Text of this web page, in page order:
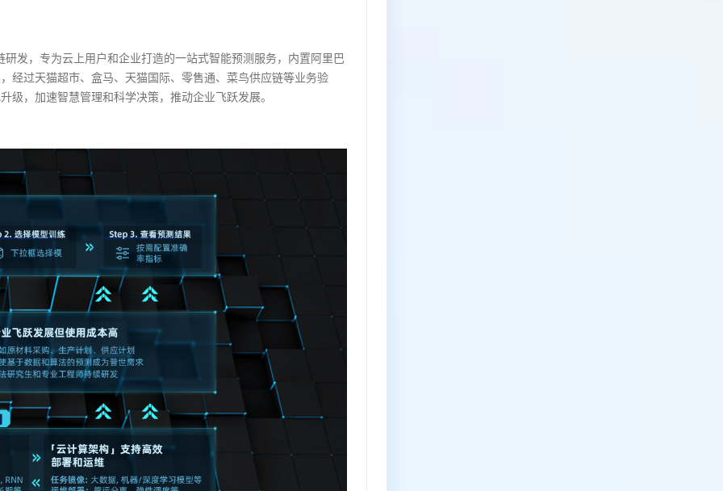
，专为云上用户和企业打造的一站式智能预测服务，内置阿里巴
经过天猫超市、盒马、天猫国际、零售通、菜鸟供应链等业务验
级，加速智慧管理和科学决策，推动企业飞跃发展。